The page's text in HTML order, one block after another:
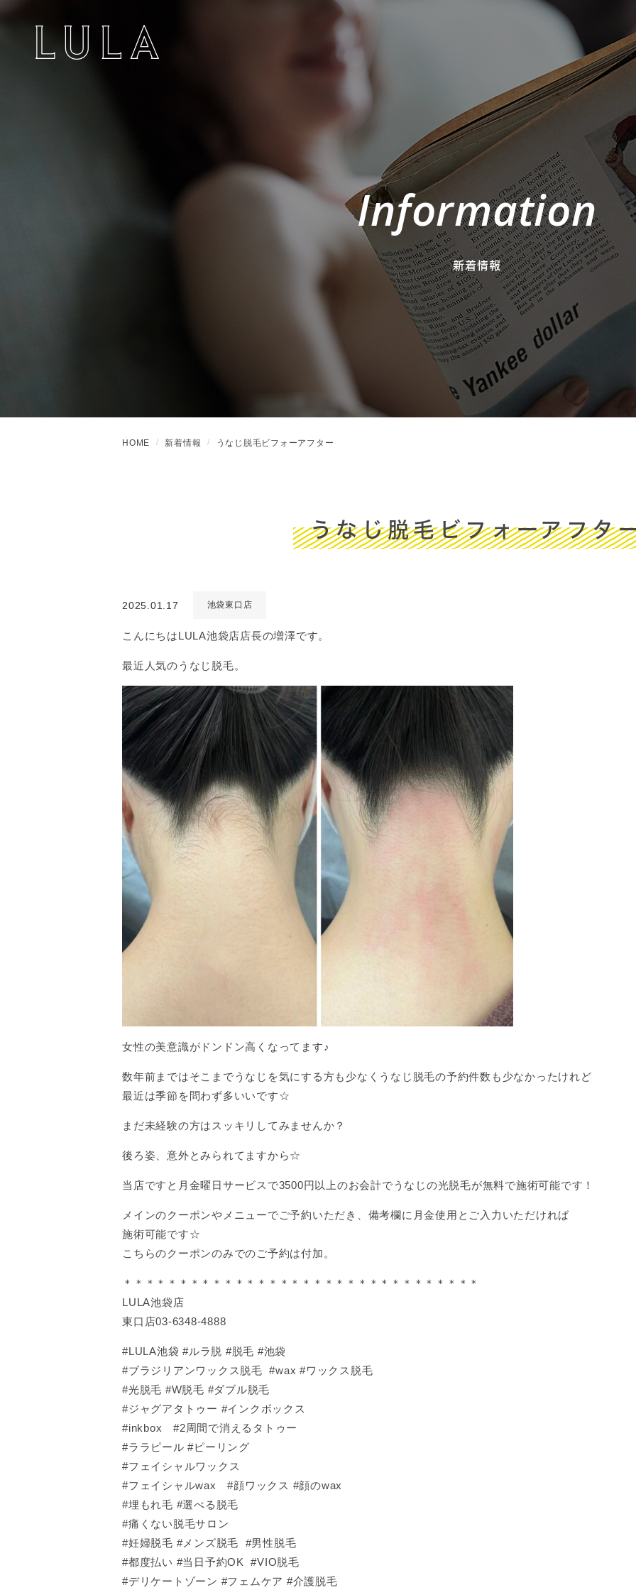
Information
新着情報
HOME 新着情報 うなじ脱毛ビフォーアフター
うなじ脱毛ビフォーアフタ
2025.01.17 池袋東口店
こんにちはLULA池袋店店長の増澤です。
最近人気のうなじ脱毛。
女性の美意識がドンドン高くなってます♪
数年前まではそこまでうなじを気にする方も少なくうなじ脱毛の予約件数も少なかったけれど
最近は季節を問わず多いいです☆
まだ未経験の方はスッキリしてみませんか？
後ろ姿、意外とみられてますから☆
当店ですと月金曜日サービスで3500円以上のお会計でうなじの光脱毛が無料で施術可能です！
メインのクーポンやメニューでご予約いただき、備考欄に月金使用とご入力いただければ
施術可能です☆
こちらのクーポンのみでのご予約は付加。
＊＊＊＊＊＊＊＊＊＊＊＊＊＊＊＊＊＊＊＊＊＊＊＊＊＊＊＊＊＊＊＊
LULA池袋店
東口店03-6348-4888
#LULA池袋 #ルラ脱 #脱毛 #池袋
#ブラジリアンワックス脱毛 #wax #ワックス脱毛
#光脱毛 #W脱毛 #ダブル脱毛
#ジャグアタトゥー #インクボックス
#inkbox #2周間で消えるタトゥー
#ララピール #ピーリング
#フェイシャルワックス
#フェイシャルwax #顔ワックス #顔のwax
#埋もれ毛 #選べる脱毛
#痛くない脱毛サロン
#妊婦脱毛 #メンズ脱毛 #男性脱毛
#都度払い #当日予約OK #VIO脱毛
#デリケートゾーン #フェムケア #介護脱毛